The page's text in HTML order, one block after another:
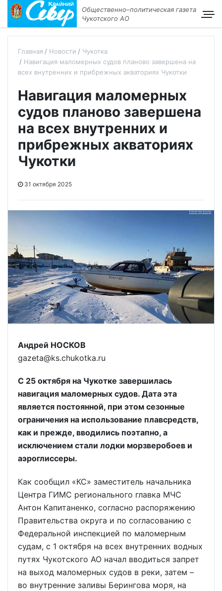
Общественно–политическая газета
Чукотского АО
Главная Новости
Чукотка
Навигация маломерных судов планово завершена на
всех внутренних и прибрежных акваториях Чукотки
Навигация маломерных
судов планово завершена
на всех внутренних и
прибрежных акваториях
Чукотки
31 октября 2025
Андрей НОСКОВ
gazeta@ks.chukotka.ru
С 25 октября на Чукотке завершилась
навигация маломерных судов. Дата эта
является постоянной, при этом сезонные
ограничения на использование плавсредств,
как и прежде, вводились поэтапно, а
исключением стали лодки морзверобоев и
аэроглиссеры.
Как сообщил «КС» заместитель начальника
Центра ГИМС регионального главка МЧС
Антон Капитаненко, согласно распоряжению
Правительства округа и по согласованию с
Федеральной инспекцией по маломерным
судам, с 1 октября на всех внутренних водных
путях Чукотского АО начал вводиться запрет
на выход маломерных судов в реки, затем –
во внутренние заливы Берингова моря, на